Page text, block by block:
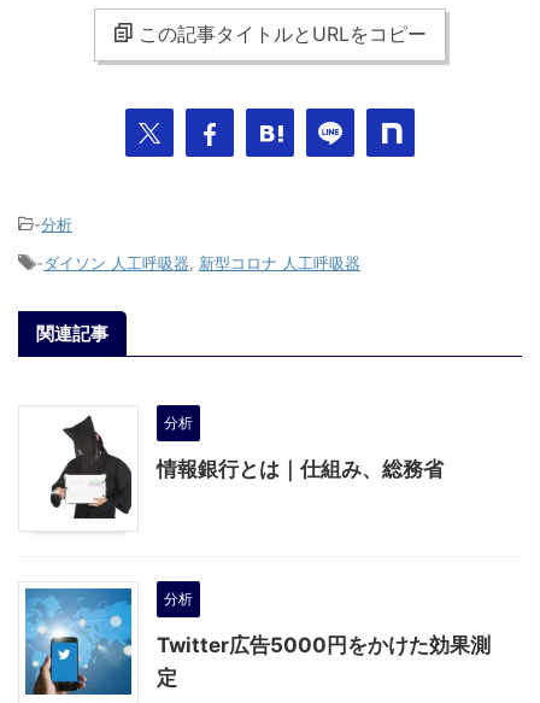
この記事タイトルとURLをコピー
-分析
-ダイソン 人工呼吸器 新型コロナ 人工呼吸器
関連記事
分析
情報銀行とは｜仕組み、総務省
分析
Twitter広告5000円をかけた効果測
定